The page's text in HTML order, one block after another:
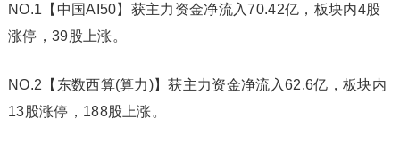
NO.1【中国AI50】获主力资金净流入70.42亿，板块内4股
涨停，39股上涨。
NO.2【东数西算(算力)】获主力资金净流入62.6亿，板块内
13股涨停，188股上涨。